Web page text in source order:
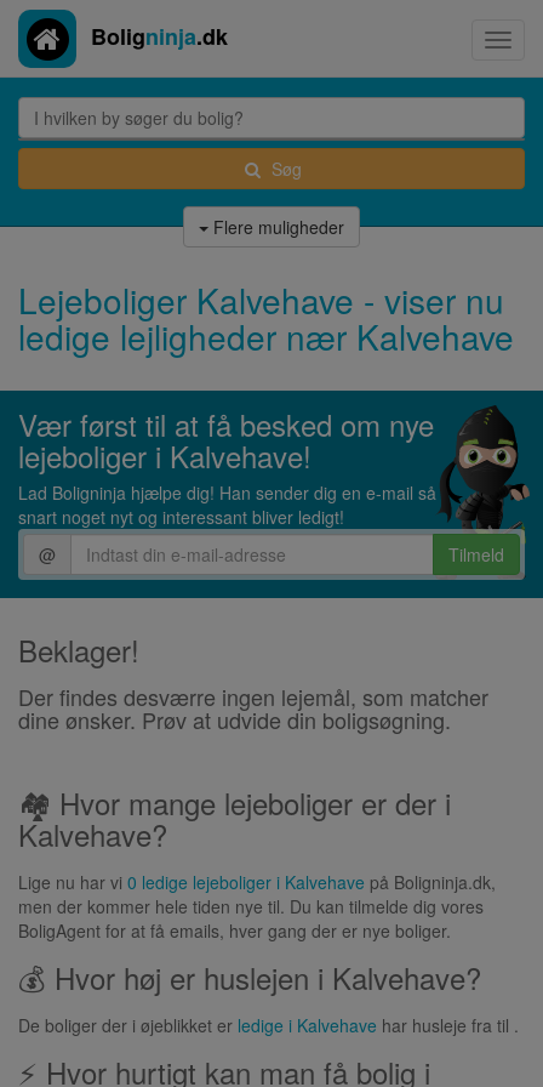
Boligninja.dk
Søg
Flere muligheder
Lejeboliger Kalvehave - viser nu
ledige lejligheder nær Kalvehave
Vær først til at få besked om nye
lejeboliger i Kalvehave!
Lad Boligninja hjælpe dig! Han sender dig en e-mail så
snart noget nyt og interessant bliver ledigt!
@
Tilmeld
Beklager!
Der findes desværre ingen lejemål, som matcher
dine ønsker. Prøv at udvide din boligsøgning.
🏘 Hvor mange lejeboliger er der i
Kalvehave?
Lige nu har vi 0 ledige lejeboliger i Kalvehave på Boligninja.dk,
men der kommer hele tiden nye til. Du kan tilmelde dig vores
BoligAgent for at få emails, hver gang der er nye boliger.
💰 Hvor høj er huslejen i Kalvehave?
De boliger der i øjeblikket er ledige i Kalvehave har husleje fra til .
⚡ Hvor hurtigt kan man få bolig i